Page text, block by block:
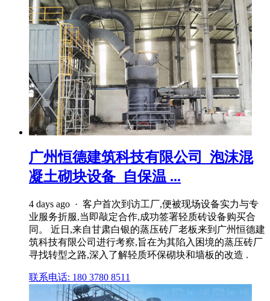
广州恒德建筑科技有限公司_泡沫混
凝土砌块设备_自保温 ...
4 days ago · 客户首次到访工厂,便被现场设备实力与专
业服务折服,当即敲定合作,成功签署轻质砖设备购买合
同。 近日,来自甘肃白银的蒸压砖厂老板来到广州恒德建
筑科技有限公司进行考察,旨在为其陷入困境的蒸压砖厂
寻找转型之路,深入了解轻质环保砌块和墙板的改造 .
联系电话: 180 3780 8511